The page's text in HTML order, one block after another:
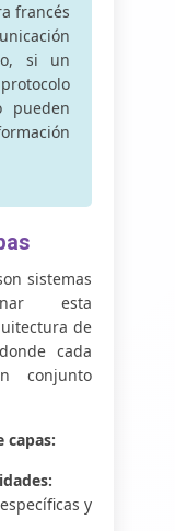
francés
si un
pueden
sistemas
esta
de
cada
conjunto
capas:
y